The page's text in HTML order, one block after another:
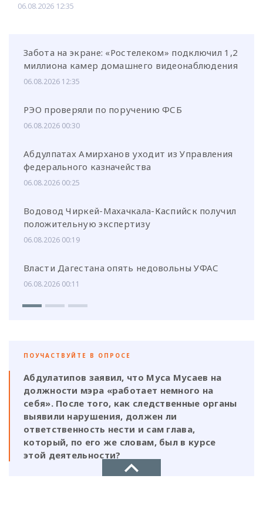
06.08.2026 12:35
Забота на экране: «Ростелеком» подключил 1,2
миллиона камер домашнего видеонаблюдения
06.08.2026 12:35
РЭО проверяли по поручению ФСБ
06.08.2026 00:30
Абдулпатах Амирханов уходит из Управления
федерального казначейства
06.08.2026 00:25
Водовод Чиркей-Махачкала-Каспийск получил
положительную экспертизу
06.08.2026 00:19
Власти Дагестана опять недовольны УФАС
06.08.2026 00:11
ПОУЧАСТВУЙТЕ В ОПРОСЕ
Абдулатипов заявил, что Муса Мусаев на
должности мэра «работает немного на
себя». После того, как следственные органы
выявили нарушения, должен ли
ответственность нести и сам глава,
который, по его же словам, был в курсе
этой деятельности?